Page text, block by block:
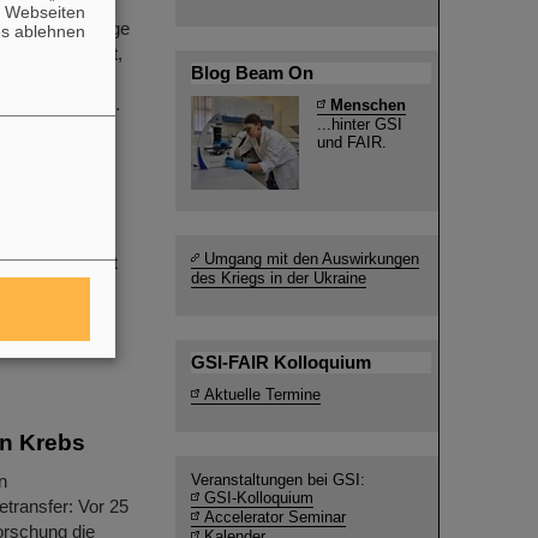
Die Montage
vorbereitet,
Die
SMG (Site…
und einen
Sinha ist
Krebs
Vor 25
die
Blog Beam On
Menschen
...hinter GSI
und FAIR.
Umgang mit den Auswirkungen
des Kriegs in der Ukraine
GSI-FAIR Kolloquium
Aktuelle Termine
Veranstaltungen bei GSI:
GSI-Kolloquium
Accelerator Seminar
ablehnen